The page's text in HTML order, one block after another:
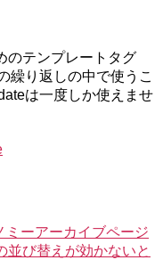
のテンプレートタグ
繰り返しの中で使うこ
は一度しか使えませ
ミーアーカイブページ
並び替えが効かないと